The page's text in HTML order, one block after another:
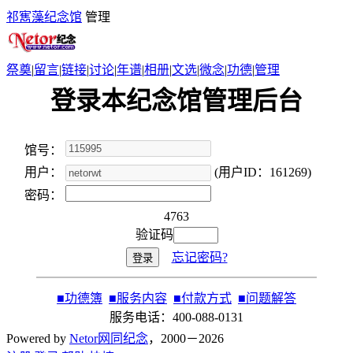
祁寯藻纪念馆 管理
祭奠|留言|链接|讨论|年谱|相册|文选|微念|功德|管理
登录本纪念馆管理后台
馆号：
用户：
(用户ID：161269)
密码：
4763
验证码
忘记密码?
■功德簿 ■服务内容 ■付款方式 ■问题解答
服务电话：400-088-0131
Powered by Netor网同纪念，2000－2026